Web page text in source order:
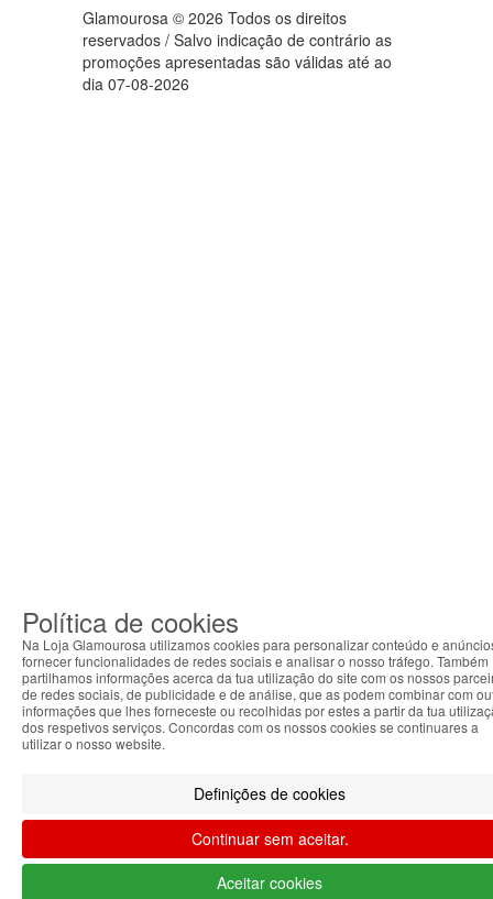
Glamourosa © 2026 Todos os direitos
reservados / Salvo indicação de contrário as
promoções apresentadas são válidas até ao
dia 07-08-2026
Política de cookies
Na Loja Glamourosa utilizamos cookies para personalizar conteúdo e
fornecer funcionalidades de redes sociais e analisar o nosso tráfego. Também
partilhamos informações acerca da tua utilização do site com os nossos
de redes sociais, de publicidade e de análise, que as podem combinar com
informações que lhes forneceste ou recolhidas por estes a partir da tua
dos respetivos serviços. Concordas com os nossos cookies se continuares a
utilizar o nosso website.
Definições de cookies
Continuar sem aceitar.
Aceitar cookies